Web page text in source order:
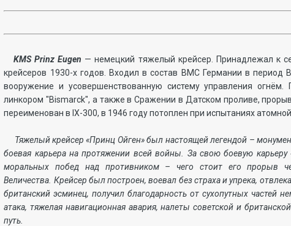
KMS Prinz Eugen — немецкий тяжелый крейсер. Принадлежал к
крейсеров 1930-х годов. Входил в состав ВМС Германии в
вооружение и усовершенствованную систему управления
линкором "Bismarck", а также в Сражении в Датском проливе,
переименован в IX-300, в 1946 году потоплен при испытаниях
Тяжелый крейсер «Принц Ойген» был настоящей легендой –
боевая карьера на протяжении всей войны. За свою боевую
моральных побед над противником – чего стоит его прорыв
Величества. Крейсер был построен, воевал без страха и упрека,
британский эсминец, получил благодарность от сухопутных
атака, тяжелая навигационная авария, налеты советской и
путь.